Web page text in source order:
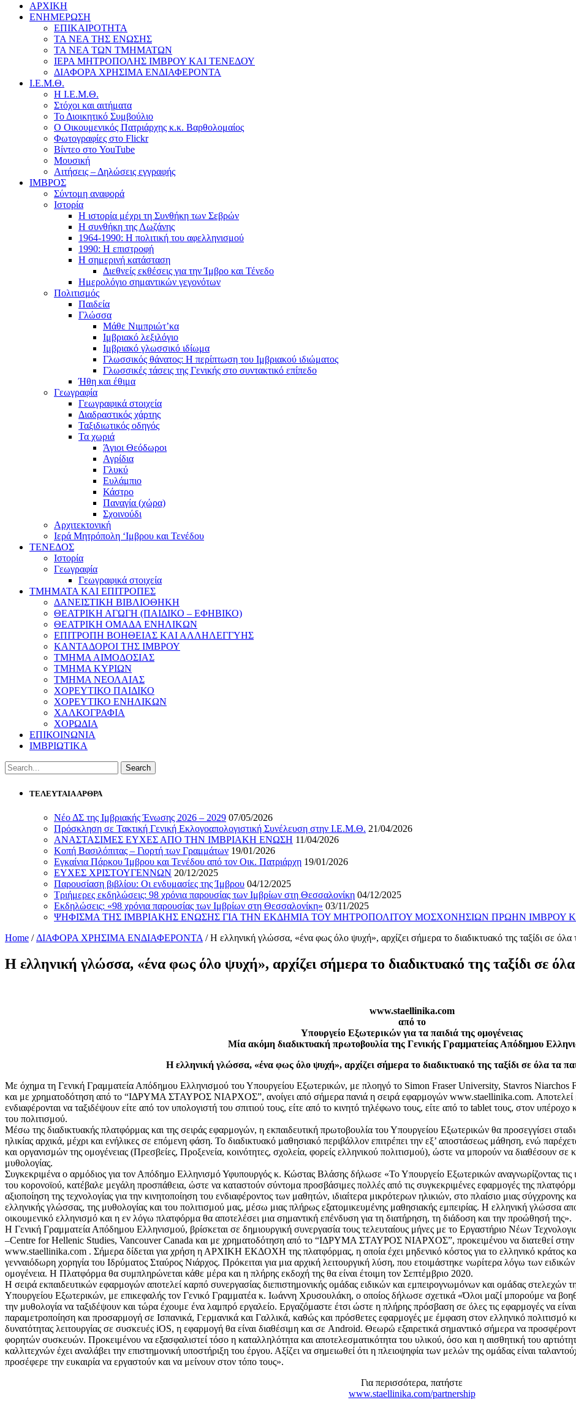
ΑΡΧΙΚΗ
ΕΝΗΜΕΡΩΣΗ
ΕΠΙΚΑΙΡΟΤΗΤΑ
ΤΑ ΝΕΑ ΤΗΣ ΕΝΩΣΗΣ
ΤΑ ΝΕΑ ΤΩΝ ΤΜΗΜΑΤΩΝ
ΙΕΡΑ ΜΗΤΡΟΠΟΛΗΣ ΙΜΒΡΟΥ ΚΑΙ ΤΕΝΕΔΟΥ
ΔΙΑΦΟΡΑ ΧΡΗΣΙΜΑ ΕΝΔΙΑΦΕΡΟΝΤΑ
Ι.Ε.Μ.Θ.
Η Ι.Ε.Μ.Θ.
Στόχοι και αιτήματα
Το Διοικητικό Συμβούλιο
Ο Οικουμενικός Πατριάρχης κ.κ. Βαρθολομαίος
Φωτογραφίες στο Flickr
Βίντεο στο YouTube
Μουσική
Αιτήσεις – Δηλώσεις εγγραφής
ΙΜΒΡΟΣ
Σύντομη αναφορά
Ιστορία
Η ιστορία μέχρι τη Συνθήκη των Σεβρών
Η συνθήκη της Λωζάνης
1964-1990: Η πολιτική του αφελληνισμού
1990: Η επιστροφή
Η σημερινή κατάσταση
Διεθνείς εκθέσεις για την Ίμβρο και Τένεδο
Ημερολόγιο σημαντικών γεγονότων
Πολιτισμός
Παιδεία
Γλώσσα
Μάθε Νιμπριώτ’κα
Ιμβριακό λεξιλόγιο
Ιμβριακό γλωσσικό ιδίωμα
Γλωσσικός θάνατος: Η περίπτωση του Ιμβριακού ιδιώματος
Γλωσσικές τάσεις της Γενικής στο συντακτικό επίπεδο
Ήθη και έθιμα
Γεωγραφία
Γεωγραφικά στοιχεία
Διαδραστικός χάρτης
Ταξιδιωτικός οδηγός
Τα χωριά
Άγιοι Θεόδωροι
Αγρίδια
Γλυκύ
Ευλάμπιο
Κάστρο
Παναγία (χώρα)
Σχοινούδι
Αρχιτεκτονική
Ιερά Μητρόπολη ‘Ιμβρου και Τενέδου
ΤΕΝΕΔΟΣ
Ιστορία
Γεωγραφία
Γεωγραφικά στοιχεία
ΤΜΗΜΑΤΑ ΚΑΙ ΕΠΙΤΡΟΠΕΣ
ΔΑΝΕΙΣΤΙΚΗ ΒΙΒΛΙΟΘΗΚΗ
ΘΕΑΤΡΙΚΗ ΑΓΩΓΗ (ΠΑΙΔΙΚΟ – ΕΦΗΒΙΚΟ)
ΘΕΑΤΡΙΚΗ ΟΜΑΔΑ ΕΝΗΛΙΚΩΝ
ΕΠΙΤΡΟΠΗ ΒΟΗΘΕΙΑΣ ΚΑΙ ΑΛΛΗΛΕΓΓΥΗΣ
ΚΑΝΤΑΔΟΡΟΙ ΤΗΣ ΙΜΒΡΟΥ
ΤΜΗΜΑ ΑΙΜΟΔΟΣΙΑΣ
ΤΜΗΜΑ ΚΥΡΙΩΝ
ΤΜΗΜΑ ΝΕΟΛΑΙΑΣ
ΧΟΡΕΥΤΙΚΟ ΠΑΙΔΙΚΟ
ΧΟΡΕΥΤΙΚΟ ΕΝΗΛΙΚΩΝ
ΧΑΛΚΟΓΡΑΦΙΑ
ΧΟΡΩΔΙΑ
ΕΠΙΚΟΙΝΩΝΙΑ
ΙΜΒΡΙΩΤΙΚΑ
ΤΕΛΕΥΤΑΙΑ ΑΡΘΡΑ
Νέο ΔΣ της Ιμβριακής Ένωσης 2026 – 2029 07/05/2026
Πρόσκληση σε Τακτική Γενική Εκλογοαπολογιστική Συνέλευση στην Ι.Ε.Μ.Θ. 21/04/2026
ΑΝΑΣΤΑΣΙΜΕΣ ΕΥΧΕΣ ΑΠΟ ΤΗΝ ΙΜΒΡΙΑΚΗ ΕΝΩΣΗ 11/04/2026
Κοπή Βασιλόπιτας – Γιορτή των Γραμμάτων 19/01/2026
Εγκαίνια Πάρκου Ίμβρου και Τενέδου από τον Οικ. Πατριάρχη 19/01/2026
ΕΥΧΕΣ ΧΡΙΣΤΟΥΓΕΝΝΩΝ 20/12/2025
Παρουσίαση βιβλίου: Οι ενδυμασίες της Ίμβρου 04/12/2025
Τριήμερες εκδηλώσεις: 98 χρόνια παρουσίας των Ιμβρίων στη Θεσσαλονίκη 04/12/2025
Εκδηλώσεις: «98 χρόνια παρουσίας των Ιμβρίων στη Θεσσαλονίκη» 03/11/2025
ΨΗΦΙΣΜΑ ΤΗΣ ΙΜΒΡΙΑΚΗΣ ΕΝΩΣΗΣ ΓΙΑ ΤΗΝ ΕΚΔΗΜΙΑ ΤΟΥ ΜΗΤΡΟΠΟΛΙΤΟΥ ΜΟΣΧΟΝΗΣΙΩΝ ΠΡΩΗΝ ΙΜΒΡΟΥ
Home / ΔΙΑΦΟΡΑ ΧΡΗΣΙΜΑ ΕΝΔΙΑΦΕΡΟΝΤΑ /Η ελληνική γλώσσα, «ένα φως όλο ψυχή», αρχίζει σήμερα το διαδικτυακό της ταξίδι σε όλα
Η ελληνική γλώσσα, «ένα φως όλο ψυχή», αρχίζει σήμερα το διαδικτυακό της ταξίδι σε όλα
www.staellinika.com
από το
Υπουργείο Εξωτερικών για τα παιδιά της ομογένειας
Μία ακόμη διαδικτυακή πρωτοβουλία της Γενικής Γραμματείας Απόδημου
Η ελληνική γλώσσα, «ένα φως όλο ψυχή», αρχίζει σήμερα το διαδικτυακό της ταξίδι σε όλα τα
Με όχημα τη Γενική Γραμματεία Απόδημου Ελληνισμού του Υπουργείου Εξωτερικών, με πλοηγό το Simon Fraser University, Stavros
και με χρηματοδότηση από το “ΙΔΡΥΜΑ ΣΤΑΥΡΟΣ ΝΙΑΡΧΟΣ”, ανοίγει από σήμερα πανιά η σειρά εφαρμογών www.staellinika.com. Αποτελεί
ενδιαφέρονται να ταξιδέψουν είτε από τον υπολογιστή του σπιτιού τους, είτε από το κινητό τηλέφωνο τους, είτε από το tablet τους, στον
του πολιτισμού.
Μέσω της διαδικτυακής πλατφόρμας και της σειράς εφαρμογών, η εκπαιδευτική πρωτοβουλία του Υπουργείου Εξωτερικών θα προσεγγίσει
ηλικίας αρχικά, μέχρι και ενήλικες σε επόμενη φάση. Το διαδικτυακό μαθησιακό περιβάλλον επιτρέπει την εξ’ αποστάσεως μάθηση, ενώ
και οργανισμών της ομογένειας (Πρεσβείες, Προξενεία, κοινότητες, σχολεία, φορείς ελληνικού πολιτισμού), ώστε να μπορούν να διαθέσουν
μυθολογίας.
Συγκεκριμένα ο αρμόδιος για τον Απόδημο Ελληνισμό Υφυπουργός κ. Κώστας Βλάσης δήλωσε «Το Υπουργείο Εξωτερικών αναγνωρίζοντας τις
του κορονοϊού, κατέβαλε μεγάλη προσπάθεια, ώστε να καταστούν σύντομα προσβάσιμες πολλές από τις συγκεκριμένες εφαρμογές της
αξιοποίηση της τεχνολογίας για την κινητοποίηση του ενδιαφέροντος των μαθητών, ιδιαίτερα μικρότερων ηλικιών, στο πλαίσιο μιας σύγχρονης
ελληνικής γλώσσας, της μυθολογίας και του πολιτισμού μας, μέσω μιας πλήρως εξατομικευμένης μαθησιακής εμπειρίας. Η ελληνική γλώσσα
οικουμενικό ελληνισμό και η εν λόγω πλατφόρμα θα αποτελέσει μια σημαντική επένδυση για τη διατήρηση, τη διάδοση και την προώθησή της».
Η Γενική Γραμματεία Απόδημου Ελληνισμού, βρίσκεται σε δημιουργική συνεργασία τους τελευταίους μήνες με το Εργαστήριο Νέων
–Centre for Hellenic Studies, Vancouver Canada και με χρηματοδότηση από το “ΙΔΡΥΜΑ ΣΤΑΥΡΟΣ ΝΙΑΡΧΟΣ”, προκειμένου να διατεθεί στην
www.staellinika.com . Σήμερα δίδεται για χρήση η ΑΡΧΙΚΗ ΕΚΔΟΧΗ της πλατφόρμας, η οποία έχει μηδενικό κόστος για το ελληνικό κράτος
γενναιόδωρη χορηγία του Ιδρύματος Σταύρος Νιάρχος. Πρόκειται για μια αρχική λειτουργική λύση, που ετοιμάστηκε νωρίτερα λόγω των
ομογένεια. Η Πλατφόρμα θα συμπληρώνεται κάθε μέρα και η πλήρης εκδοχή της θα είναι έτοιμη τον Σεπτέμβριο 2020.
Η σειρά εκπαιδευτικών εφαρμογών αποτελεί καρπό συνεργασίας διεπιστημονικής ομάδας ειδικών και εμπειρογνωμόνων και ομάδας στελεχών
Υπουργείου Εξωτερικών, με επικεφαλής τον Γενικό Γραμματέα κ. Ιωάννη Χρυσουλάκη, ο οποίος δήλωσε σχετικά «Όλοι μαζί μπορούμε να
την μυθολογία να ταξιδέψουν και τώρα έχουμε ένα λαμπρό εργαλείο. Εργαζόμαστε έτσι ώστε η πλήρης πρόσβαση σε όλες τις εφαρμογές να
παραμετροποίηση και προσαρμογή σε Ισπανικά, Γερμανικά και Γαλλικά, καθώς και πρόσθετες εφαρμογές με έμφαση στον ελληνικό πολιτισμό
δυνατότητας λειτουργίας σε συσκευές iOS, η εφαρμογή θα είναι διαθέσιμη και σε Android. Θεωρώ εξαιρετικά σημαντικό σήμερα να
φορητών συσκευών. Προκειμένου να εξασφαλιστεί τόσο η καταλληλότητα και αποτελεσματικότητα του υλικού, όσο και η αισθητική του
καλλιτεχνών έχει αναλάβει την επιστημονική υποστήριξη του έργου. Αξίζει να σημειωθεί ότι η πλειοψηφία των μελών της ομάδας είναι
προσέφερε την ευκαιρία να εργαστούν και να μείνουν στον τόπο τους».
Για περισσότερα, πατήστε
www.staellinika.com/partnership